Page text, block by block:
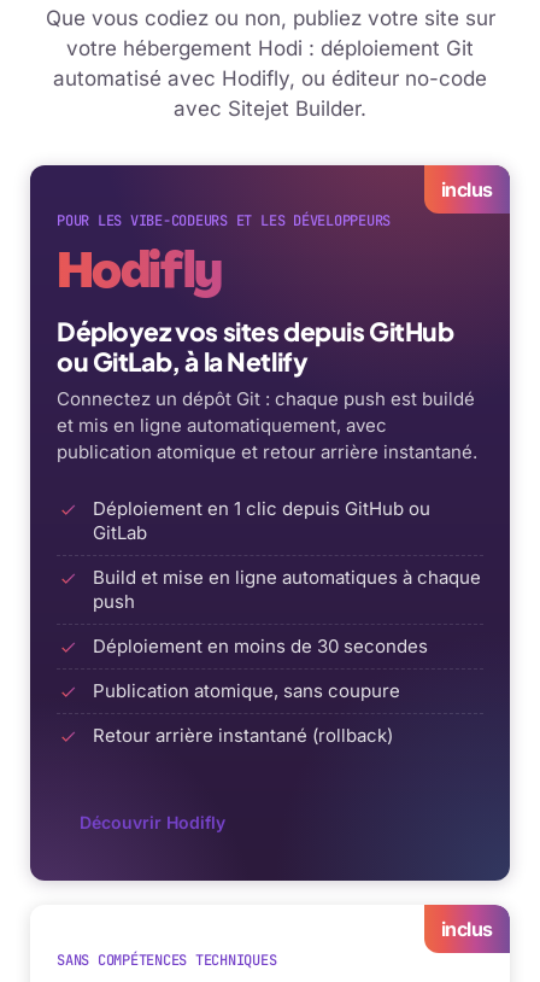
Que vous codiez ou non, publiez votre site sur
votre hébergement Hodi : déploiement Git
automatisé avec Hodifly, ou éditeur no-code
avec Sitejet Builder.
inclus
POUR LES VIBE-CODEURS ET LES DÉVELOPPEURS
Hodifly
Déployez vos sites depuis GitHub
ou GitLab, à la Netlify
Connectez un dépôt Git : chaque push est buildé
et mis en ligne automatiquement, avec
publication atomique et retour arrière instantané.
Déploiement en 1 clic depuis GitHub ou
GitLab
Build et mise en ligne automatiques à chaque
push
Déploiement en moins de 30 secondes
Publication atomique, sans coupure
Retour arrière instantané (rollback)
Découvrir Hodifly
inclus
SANS COMPÉTENCES TECHNIQUES